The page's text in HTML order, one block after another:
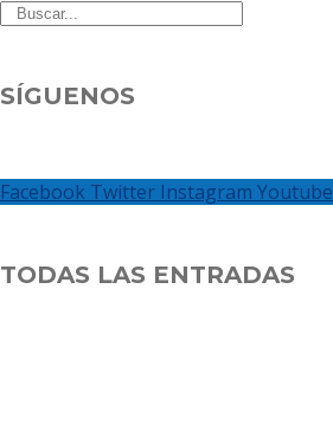
SÍGUENOS
Facebook Twitter Instagram Youtube
TODAS LAS ENTRADAS